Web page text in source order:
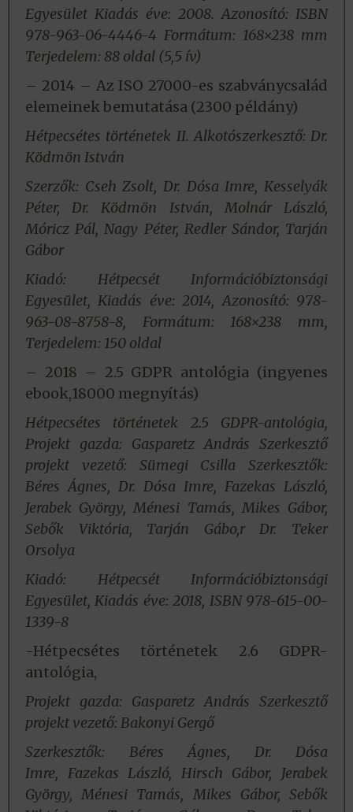
Egyesület Kiadás éve: 2008.Azonosító: ISBN
978-963-06-4446-4 Formátum: 168×238 mm
Terjedelem: 88 oldal (5,5 ív)
– 2014 – Az ISO 27000-es szabványcsalád
elemeinek bemutatása (2300 példány)
Hétpecsétes történetek II. Alkotószerkesztő: Dr.
Ködmön István
Szerzők: Cseh Zsolt, Dr. Dósa Imre, Kesselyák
Péter, Dr. Ködmön István, Molnár László,
Móricz Pál, Nagy Péter, Redler Sándor, Tarján
Gábor
Kiadó: Hétpecsét Információbiztonsági
Egyesület, Kiadás éve: 2014, Azonosító: 978-
963-08-8758-8, Formátum: 168×238 mm,
Terjedelem: 150 oldal
– 2018 – 2.5 GDPR antológia (ingyenes
ebook,18000 megnyítás)
Hétpecsétes történetek 2.5 GDPR-antológia,
Projekt gazda: Gasparetz András Szerkesztő
projekt vezető: Sümegi Csilla Szerkesztők:
Béres Ágnes, Dr. Dósa Imre, Fazekas László,
Jerabek György, Ménesi Tamás, Mikes Gábor,
Sebők Viktória, Tarján Gábo,r Dr. Teker
Orsolya
Kiadó: Hétpecsét Információbiztonsági
Egyesület, Kiadás éve: 2018, ISBN 978-615-00-
1339-8
-Hétpecsétes történetek 2.6 GDPR-
antológia,
Projekt gazda: Gasparetz András Szerkesztő
projekt vezető: Bakonyi Gergő
Szerkesztők: Béres Ágnes, Dr. Dósa
Imre, Fazekas László, Hirsch Gábor, Jerabek
György, Ménesi Tamás, Mikes Gábor, Sebők